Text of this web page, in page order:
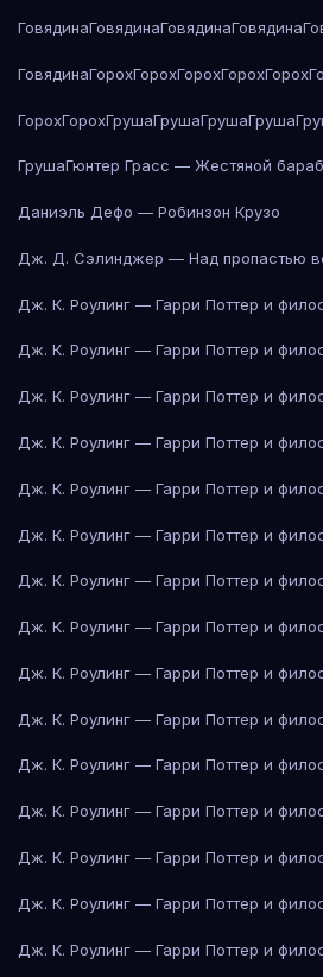
ГовядинаГовядинаГовядинаГовядина
ГовядинаГорохГорохГорохГорохГорох
ГорохГорохГрушаГрушаГрушаГруша
ГрушаГюнтер Грасс — Жестяной
Даниэль Дефо — Робинзон Крузо
Дж. Д. Сэлинджер — Над пропастью
Дж. К. Роулинг — Гарри Поттер и
Дж. К. Роулинг — Гарри Поттер и
Дж. К. Роулинг — Гарри Поттер и
Дж. К. Роулинг — Гарри Поттер и
Дж. К. Роулинг — Гарри Поттер и
Дж. К. Роулинг — Гарри Поттер и
Дж. К. Роулинг — Гарри Поттер и
Дж. К. Роулинг — Гарри Поттер и
Дж. К. Роулинг — Гарри Поттер и
Дж. К. Роулинг — Гарри Поттер и
Дж. К. Роулинг — Гарри Поттер и
Дж. К. Роулинг — Гарри Поттер и
Дж. К. Роулинг — Гарри Поттер и
Дж. К. Роулинг — Гарри Поттер и
Дж. К. Роулинг — Гарри Поттер и